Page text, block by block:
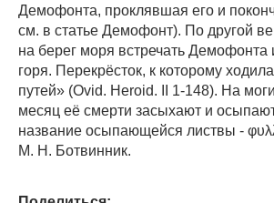
Демофонта, проклявшая его и
см. в статье Демофонт). По другой
на берег моря встречать
горя. Перекрёсток, к которому
путей» (Ovid. Heroid. II 1-148). На
месяц её смерти засыхают и
название осыпающейся листвы -
М. Н. Ботвинник.